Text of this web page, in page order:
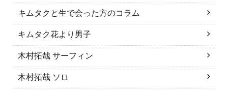
キムタクと生で会った方のコラム
キムタク花より男子
木村拓哉 サーフィン
木村拓哉 ソロ